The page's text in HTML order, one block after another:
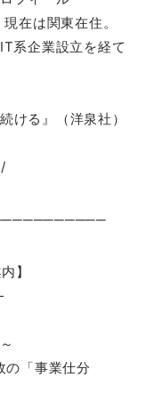
在は関東在住。
系企業設立を経て
ける』（洋泉社）
】
「事業仕分